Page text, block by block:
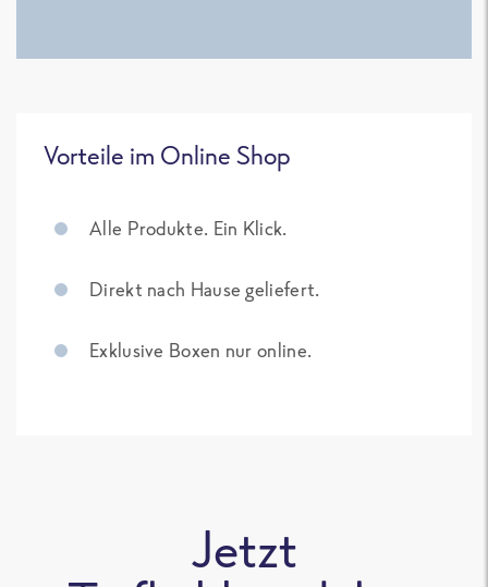
Vorteile im Online Shop
Alle Produkte. Ein Klick.
Direkt nach Hause geliefert.
Exklusive Boxen nur online.
Jetzt